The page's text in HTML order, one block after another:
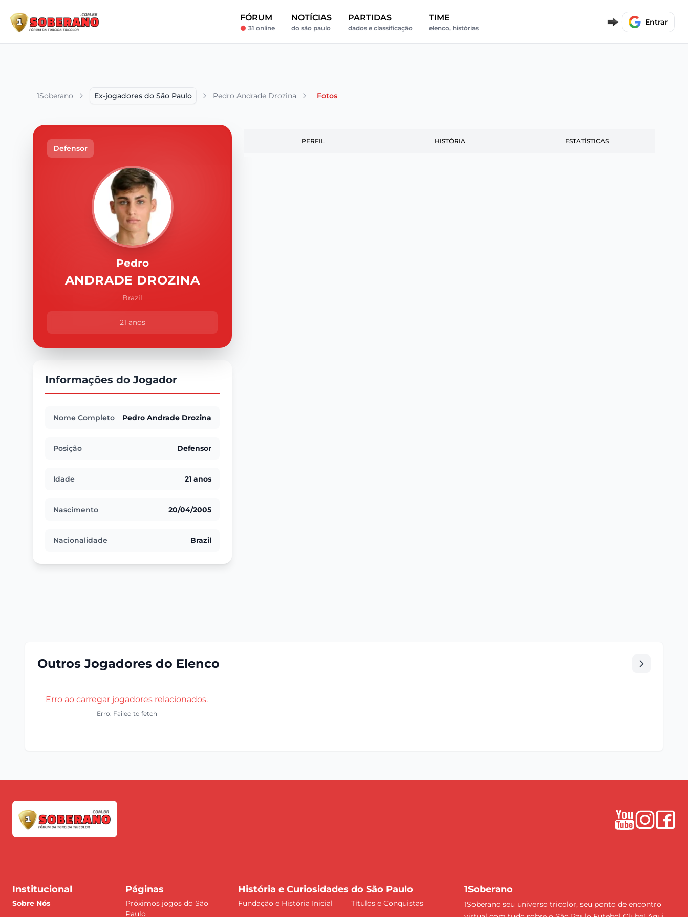
FÓRUM
31 online
NOTÍCIAS
do são paulo
PARTIDAS
dados e classificação
TIME
elenco, histórias
Entrar
1Soberano Ex-jogadores do São Paulo Pedro Andrade Drozina Fotos
Defensor
Pedro
ANDRADE DROZINA
Brazil
21 anos
Informações do Jogador
Nome Completo Pedro Andrade Drozina
Posição Defensor
Idade 21 anos
Nascimento 20/04/2005
Nacionalidade Brazil
PERFIL HISTÓRIA ESTATÍSTICAS
Outros Jogadores do Elenco
Erro ao carregar jogadores relacionados.
Erro: Failed to fetch
Institucional
Sobre Nós
Páginas
Próximos jogos do São
Paulo
História e Curiosidades do São Paulo
Fundação e História Inicial
Títulos e Conquistas
1Soberano
1Soberano seu universo tricolor, seu ponto de encontro